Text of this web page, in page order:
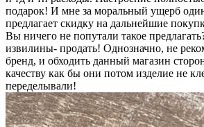
подарок! И мне за моральный ущерб
предлагает скидку на дальнейшие
Вы ничего не попутали такое
извилины- продать! Однозначно, не
бренд, и обходить данный магазин
качеству как бы они потом изделие не
переделывали!